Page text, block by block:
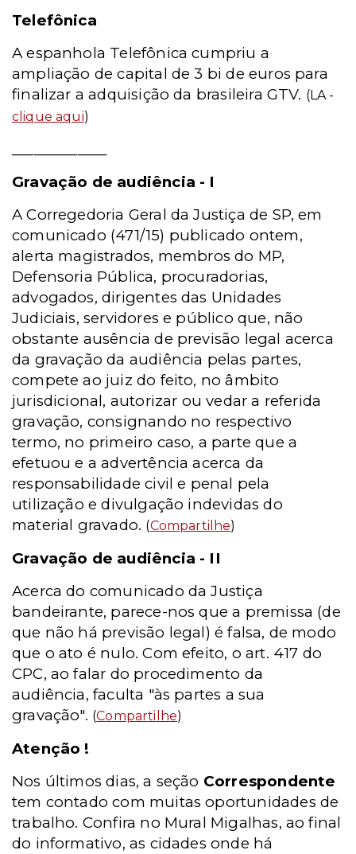
Telefônica
A espanhola Telefônica cumpriu a
ampliação de capital de 3 bi de euros para
finalizar a adquisição da brasileira GTV. (LA -
clique aqui)
Gravação de audiência - I
A Corregedoria Geral da Justiça de SP, em
comunicado (471/15) publicado ontem,
alerta magistrados, membros do MP,
Defensoria Pública, procuradorias,
advogados, dirigentes das Unidades
Judiciais, servidores e público que, não
obstante ausência de previsão legal acerca
da gravação da audiência pelas partes,
compete ao juiz do feito, no âmbito
jurisdicional, autorizar ou vedar a referida
gravação, consignando no respectivo
termo, no primeiro caso, a parte que a
efetuou e a advertência acerca da
responsabilidade civil e penal pela
utilização e divulgação indevidas do
material gravado. (Compartilhe)
Gravação de audiência - II
Acerca do comunicado da Justiça
bandeirante, parece-nos que a premissa (de
que não há previsão legal) é falsa, de modo
que o ato é nulo. Com efeito, o art. 417 do
CPC, ao falar do procedimento da
audiência, faculta "às partes a sua
gravação". (Compartilhe)
Atenção !
Nos últimos dias, a seção Correspondente
tem contado com muitas oportunidades de
trabalho. Confira no Mural Migalhas, ao final
do informativo, as cidades onde há